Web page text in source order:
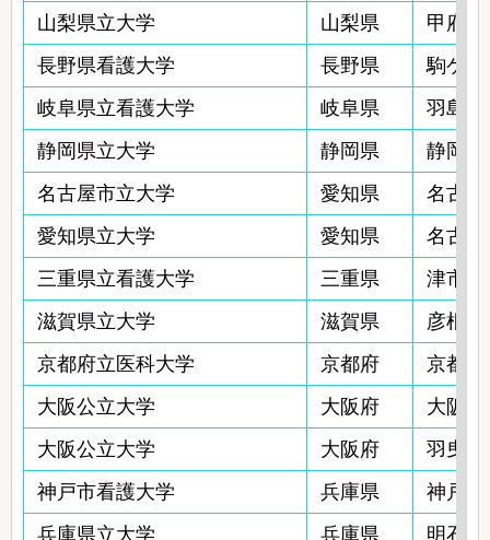
山梨県立大学
山梨県
甲府
長野県看護大学
長野県
駒ケ
岐阜県立看護大学
岐阜県
羽島
静岡県立大学
静岡県
静岡
名古屋市立大学
愛知県
名古
愛知県立大学
愛知県
名古
三重県立看護大学
三重県
津市
滋賀県立大学
滋賀県
彦根
京都府立医科大学
京都府
京都
大阪公立大学
大阪府
大阪
大阪公立大学
大阪府
羽曳
神戸市看護大学
兵庫県
神戸
兵庫県立大学
兵庫県 明石